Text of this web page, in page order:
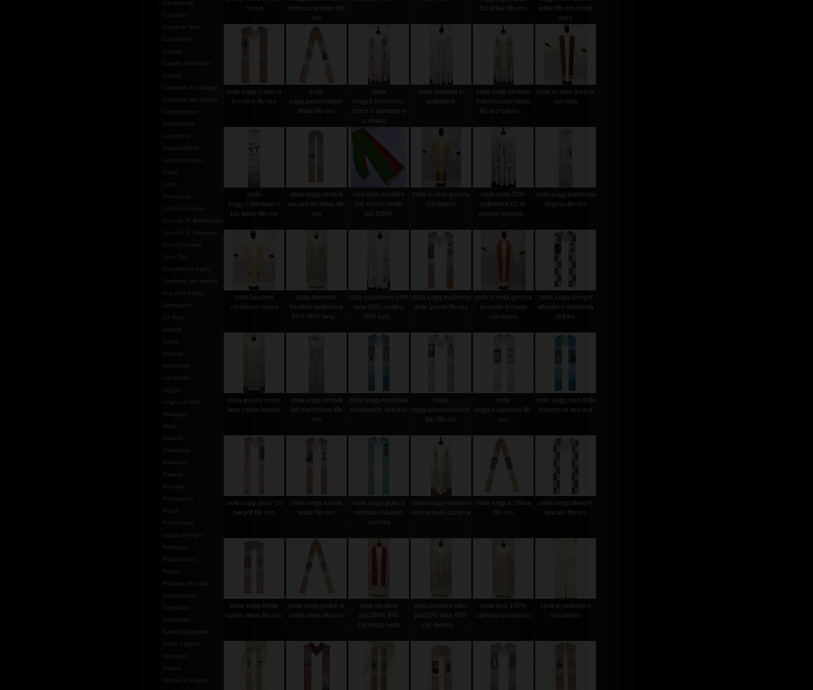
Campanelli
Candele
Candele finte
Candelieri
Casule
Casule Pietrobon
Cingoli
Completi da Viaggio
Completi per Messa
Completi per
Sacramenti
Copertine
Copriamboni
Corone statue
Cotte
Croci
Croci Astili
Croci con base
Croci di S. Benedetto
Croci di S. Damiano
Croci Pettorali
Croci Tau
Crocifissi in legno
Completi per messa
in punto Assisi
Dalmatiche
Ex Voto
gemelli
Icone
Incensi
Incensieri
Lampade
Leggii
Legno di olivo
Medaglie
Mitrie
Natività
Ostensori
Pastorali
Patene
Pianete
Portaviatici
Piviali
Portachiavi
quadri in legno
Reliquiari
Ricambi vari
Rosari
Rosario per abito
francescano
Scapolari
Segnalibri
Servizi Battesimo
Spille argento
Stampati
Statue
Statue in Legno
rossa
tenerezza telaio filo
oro
biz.telaio filo oro
telaio filo oro fondo
nero
stola sogg.cristo re
in croce filo oro
stola
sogg.pantocreator
telaio filo oro
stola
sogg.s.francesco
croce s.damiano e
s.chiara ...
stola mariana in
poliestere
stola sogg.simbolo
francescano telaio
filo oro colore ...
stola in seta grezza
col.viola
stola
sogg.s.damiano e
tau telaio filo oro
stola sogg.simboli
eucaristici telaio filo
oro
mini stola bicolore
col. rosso verde
pol.100%
stola in seta grezza
col.bianco
stola raso 33%
poliestere 67 %
cotone romana...
stola sogg.battesimo
di gesu filo oro
stola bicolore
col.bianco rossa
stola tiberiade
bicolore poliestere
55% 45% lana ...
stola col.bianco 64%
lana 26% acrilico
10% lure...
stola sogg.madonna
delle grazie filo oro
stola in seta grezza
lavorate a mano
col.rosso
stola sogg.disegni
africani e madonna
di Kiko
stola aurora misto
lana colore bianco
stola sogg.simboli
del matrimonio filo
oro
stola sogg.madonna
medjugorie azzurra
stola
sogg.annunciazione
biz. filo oro
stola
sogg.s.agostino filo
oro
stola sogg.mad.della
tenerezza azzurra
stola sogg.gesu' coi
pargoli filo oro
stola sogg.s.lucia
telaio filo oro
stola sogg.giglio e
simbolo mariano
azzurra
stola sogg.madonna
del carmelo azzurra
stola sogg.s.chiara
filo oro
stola sogg.disegni
africani filo oro
stola sogg.trinita
rublev telaio filo oro
stola sogg.padre di
trinità telaio filo oro
stola bicolore
pol.100% IHS
col.rosso viola
stola bicolore olivo
pol.55% lana 45%
col. bianco ...
stola lana 100%
cipriano col.bianco
stola in poliestere
col.bianco